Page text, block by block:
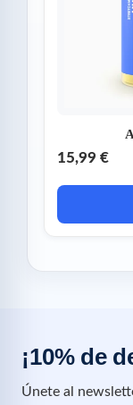
15,99 €
¡10% de
Únete al